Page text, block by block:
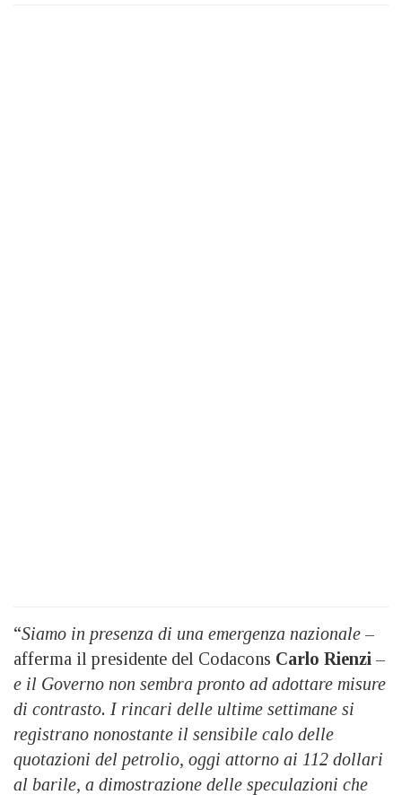
“Siamo in presenza di una emergenza nazionale –
afferma il presidente del Codacons Carlo Rienzi –
e il Governo non sembra pronto ad adottare misure
di contrasto. I rincari delle ultime settimane si
registrano nonostante il sensibile calo delle
quotazioni del petrolio, oggi attorno ai 112 dollari
al barile, a dimostrazione delle speculazioni che